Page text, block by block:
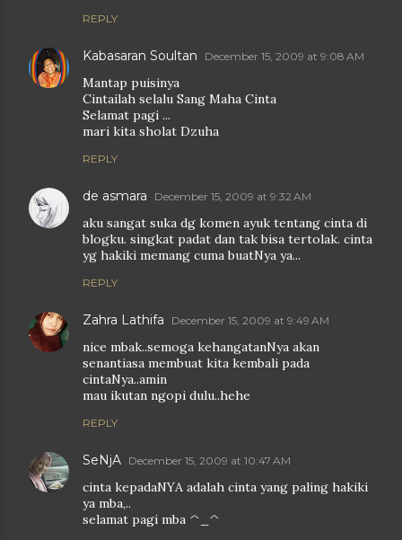
REPLY
Kabasaran Soultan December 15, 2009 at 9:08 AM
Mantap puisinya
Cintailah selalu Sang Maha Cinta
Selamat pagi ...
mari kita sholat Dzuha
REPLY
de asmara December 15, 2009 at 9:32 AM
aku sangat suka dg komen ayuk tentang cinta di
blogku. singkat padat dan tak bisa tertolak. cinta
yg hakiki memang cuma buatNya ya...
REPLY
Zahra Lathifa December 15, 2009 at 9:49 AM
nice mbak..semoga kehangatanNya akan
senantiasa membuat kita kembali pada
cintaNya..amin
mau ikutan ngopi dulu..hehe
REPLY
SeNjA December 15, 2009 at 10:47 AM
cinta kepadaNYA adalah cinta yang paling hakiki
ya mba,..
selamat pagi mba ^_^